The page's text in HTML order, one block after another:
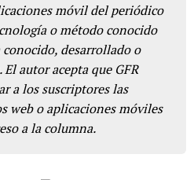
móvil del periódico
o método conocido
desarrollado o
autor acepta que GFR
a los suscriptores las
web o aplicaciones móviles
a la columna.